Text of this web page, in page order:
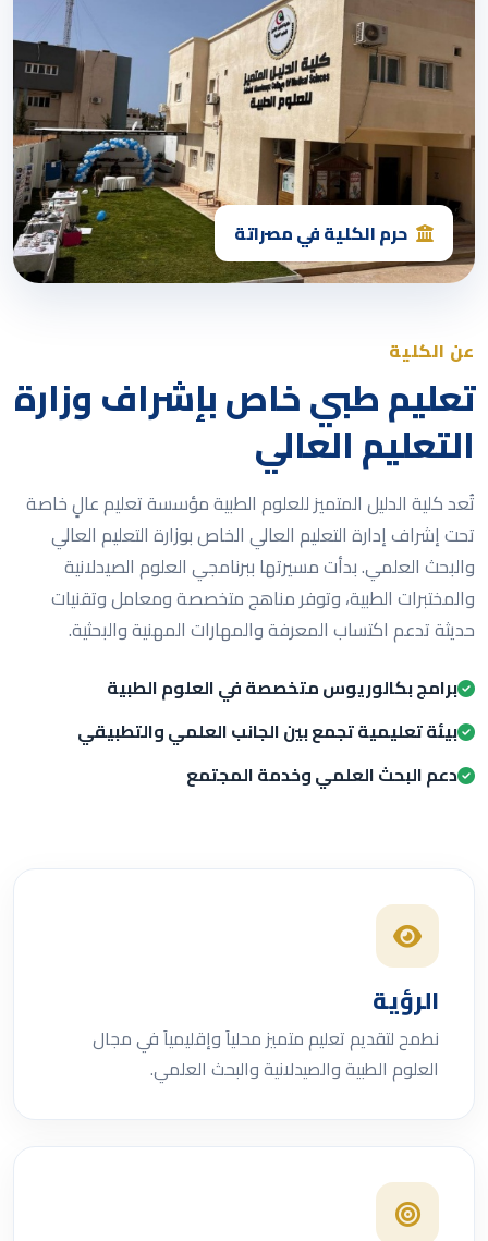
حرم الكلية في مصراتة
عن الكلية
تعليم طبي خاص بإشراف وزارة
التعليم العالي
تُعد كلية الدليل المتميز للعلوم الطبية مؤسسة تعليم عالٍ خاصة
تحت إشراف إدارة التعليم العالي الخاص بوزارة التعليم العالي
والبحث العلمي. بدأت مسيرتها ببرنامجي العلوم الصيدلانية
والمختبرات الطبية، وتوفر مناهج متخصصة ومعامل وتقنيات
حديثة تدعم اكتساب المعرفة والمهارات المهنية والبحثية.
برامج بكالوريوس متخصصة في العلوم الطبية
بيئة تعليمية تجمع بين الجانب العلمي والتطبيقي
دعم البحث العلمي وخدمة المجتمع
الرؤية
نطمح لتقديم تعليم متميز محلياً وإقليمياً في مجال
العلوم الطبية والصيدلانية والبحث العلمي.